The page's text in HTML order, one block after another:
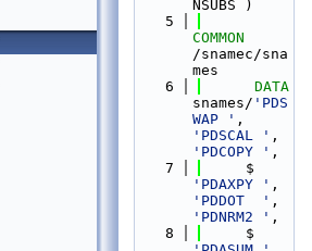
NSUBS )
    5
COMMON
/snamec/sna
mes
    6
DATA
snames/ 'PDS
WAP '
'PDSCAL '
'PDCOPY ' ,
    7
'PDAXPY '
'PDDOT  '
'PDNRM2 ' ,
    8